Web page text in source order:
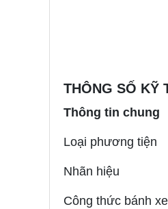
THÔNG SỐ KỸ
Thông tin chung
Loại phương tiện
Nhãn hiệu
Công thức bánh xe